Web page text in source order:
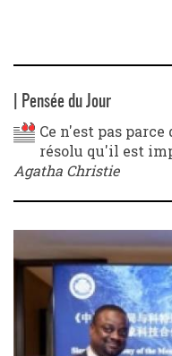
| Pensée du Jour
Ce n'est pas
résolu qu'il est
Agatha Christie